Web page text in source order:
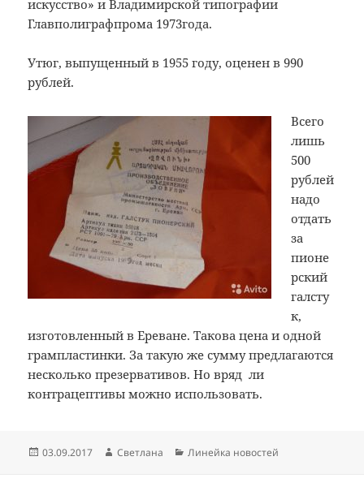
искусство» и Владимирской типографии
Главполиграфпрома 1973года.
Утюг, выпущенный в 1955 году, оценен в 990
рублей.
Всего
лишь
500
рублей
надо
отдать
за
пионе
рский
галсту
к,
изготовленный в Ереване. Такова цена и одной
грампластинки. За такую же сумму предлагаются
несколько презервативов. Но вряд ли
контрацептивы можно использовать.
Опубликовано
03.09.2017 Автор
Светлана Рубрики
Линейка новостей